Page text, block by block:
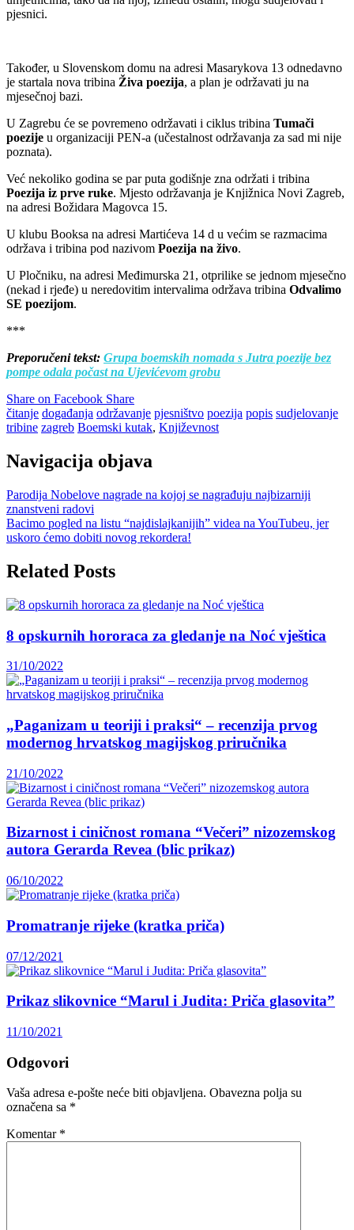
pjesnici.
Također, u Slovenskom domu na adresi Masarykova 13 odnedavno
je startala nova tribina Živa poezija, a plan je održavati ju na
mjesečnoj bazi.
U Zagrebu će se povremeno održavati i ciklus tribina Tumači
poezije u organizaciji PEN-a (učestalnost održavanja za sad mi nije
poznata).
Već nekoliko godina se par puta godišnje zna održati i tribina
Poezija iz prve ruke. Mjesto održavanja je Knjižnica Novi Zagreb,
na adresi Božidara Magovca 15.
U klubu Booksa na adresi Martićeva 14 d u većim se razmacima
održava i tribina pod nazivom Poezija na živo.
U Pločniku, na adresi Međimurska 21, otprilike se jednom mjesečno
(nekad i rjeđe) u neredovitim intervalima održava tribina Odvalimo
SE poezijom.
***
Preporučeni tekst: Grupa boemskih nomada s Jutra poezije bez
pompe odala počast na Ujevićevom grobu
Share on Facebook Share
čitanje događanja održavanje pjesništvo poezija popis sudjelovanje
tribine zagreb Boemski kutak, Književnost
Navigacija objava
Parodija Nobelove nagrade na kojoj se nagrađuju najbizarniji
znanstveni radovi
Bacimo pogled na listu “najdislajkanijih” videa na YouTubeu, jer
uskoro ćemo dobiti novog rekordera!
Related Posts
8 opskurnih hororaca za gledanje na Noć vještica
31/10/2022
„Paganizam u teoriji i praksi“ – recenzija prvog
modernog hrvatskog magijskog priručnika
21/10/2022
Bizarnost i ciničnost romana “Večeri” nizozemskog
autora Gerarda Revea (blic prikaz)
06/10/2022
Promatranje rijeke (kratka priča)
07/12/2021
Prikaz slikovnice “Marul i Judita: Priča glasovita”
11/10/2021
Odgovori
Vaša adresa e-pošte neće biti objavljena. Obavezna polja su
označena sa *
Komentar *